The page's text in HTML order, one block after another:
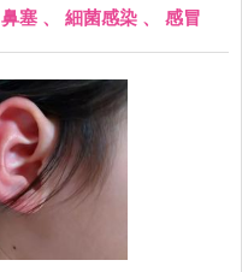
鼻塞 、 細菌感染 、 感冒